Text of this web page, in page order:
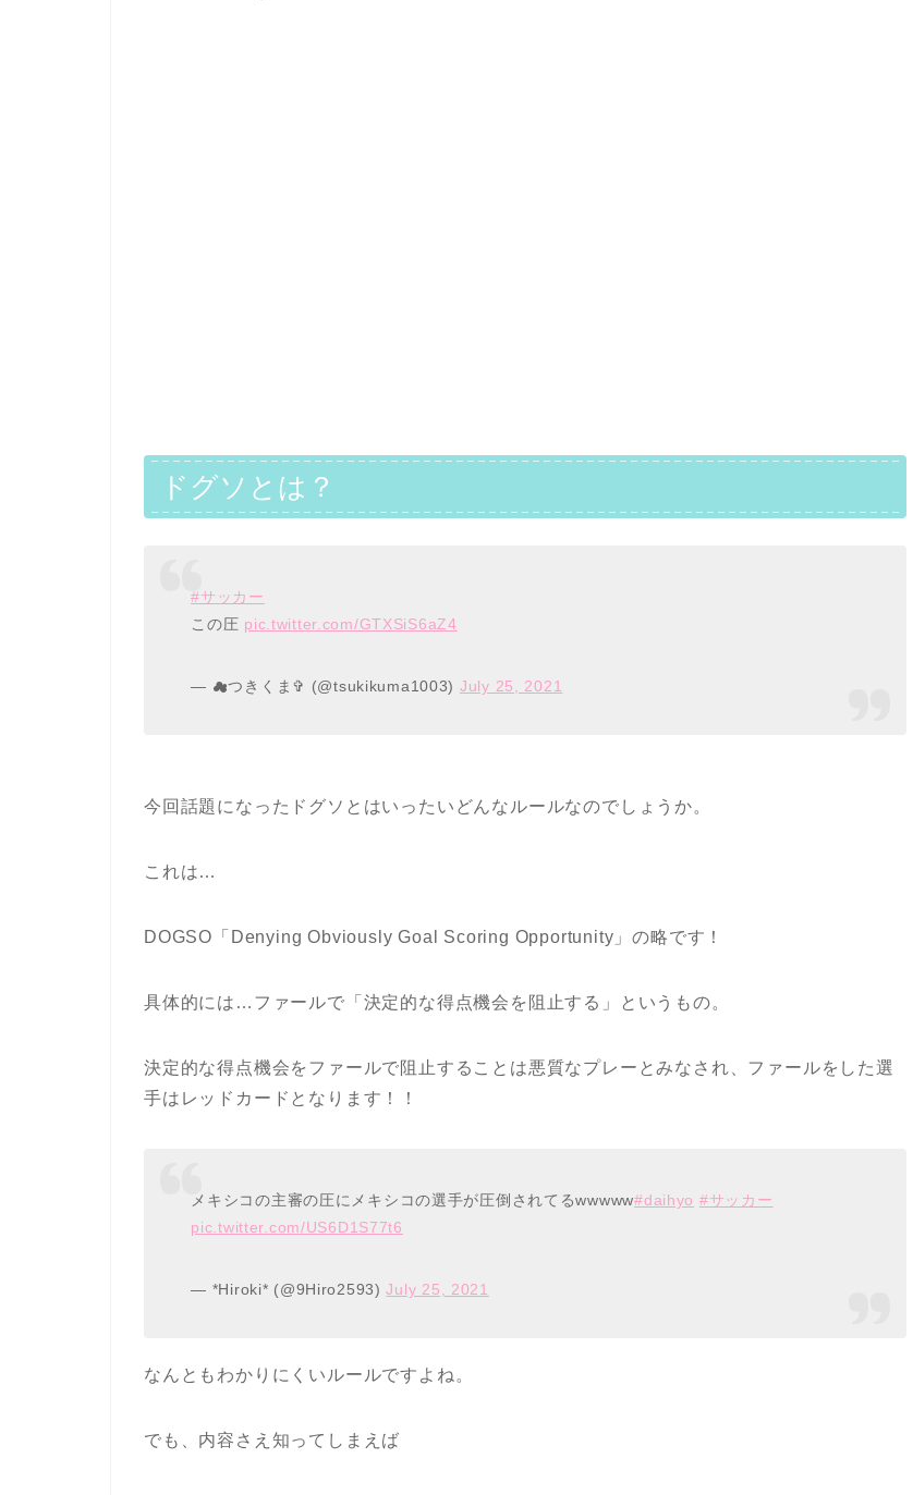
ドグソとは？
#サッカー
この圧 pic.twitter.com/GTXSiS6aZ4
— ︎︎︎︎☁︎︎つきくま✞ (@tsukikuma1003) July 25, 2021
今回話題になったドグソとはいったいどんなルールなのでしょうか。
これは…
DOGSO「Denying Obviously Goal Scoring Opportunity」の略です！
具体的には…ファールで「決定的な得点機会を阻止する」というもの。
決定的な得点機会をファールで阻止することは悪質なプレーとみなされ、ファールをした選
手はレッドカードとなります！！
メキシコの主審の圧にメキシコの選手が圧倒されてるwwwww#daihyo #サッカー
pic.twitter.com/US6D1S77t6
— *Hiroki* (@9Hiro2593)July 25, 2021
なんともわかりにくいルールですよね。
でも、内容さえ知ってしまえば